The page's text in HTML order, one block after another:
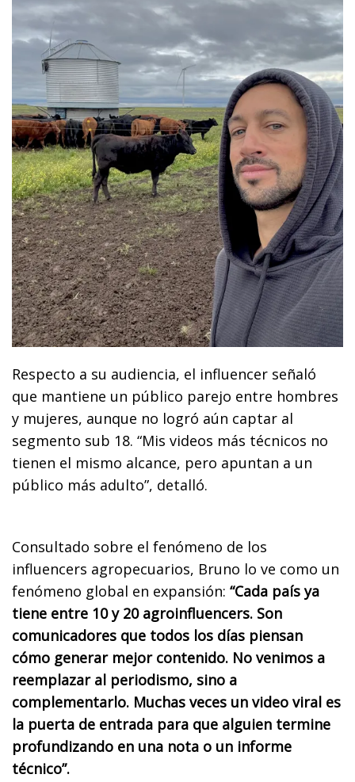
Respecto a su audiencia, el influencer señaló
que mantiene un público parejo entre hombres
y mujeres, aunque no logró aún captar al
segmento sub 18. “Mis videos más técnicos no
tienen el mismo alcance, pero apuntan a un
público más adulto”, detalló.
Consultado sobre el fenómeno de los
influencers agropecuarios, Bruno lo ve como un
fenómeno global en expansión: “Cada país ya
tiene entre 10 y 20 agroinfluencers. Son
comunicadores que todos los días piensan
cómo generar mejor contenido. No venimos a
reemplazar al periodismo, sino a
complementarlo. Muchas veces un video viral es
la puerta de entrada para que alguien termine
profundizando en una nota o un informe
técnico”.